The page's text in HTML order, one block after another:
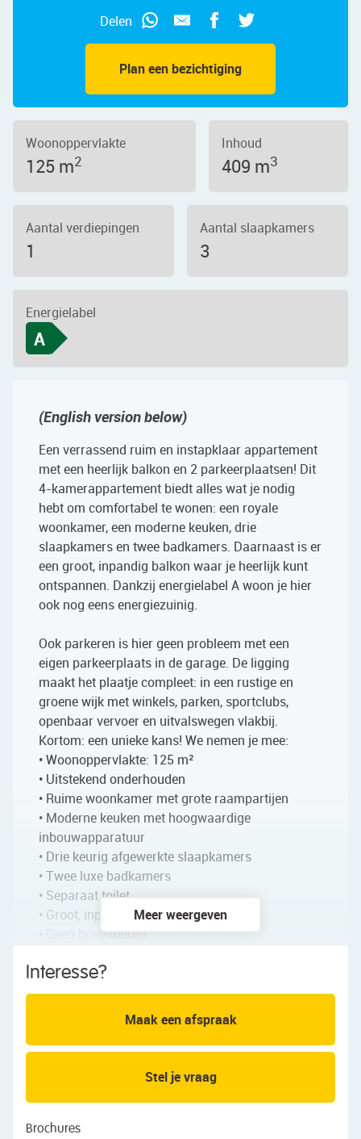
Plan een bezichtiging
Delen
Woonoppervlakte
125 m2
Inhoud
409 m3
Aantal verdiepingen
1
Aantal slaapkamers
3
Energielabel
A
(English version below)
Een verrassend ruim en instapklaar appartement
met een heerlijk balkon en 2 parkeerplaatsen! Dit
4-kamerappartement biedt alles wat je nodig
hebt om comfortabel te wonen: een royale
woonkamer, een moderne keuken, drie
slaapkamers en twee badkamers. Daarnaast is er
een groot, inpandig balkon waar je heerlijk kunt
ontspannen. Dankzij energielabel A woon je hier
ook nog eens energiezuinig.
Ook parkeren is hier geen probleem met een
eigen parkeerplaats in de garage. De ligging
maakt het plaatje compleet: in een rustige en
groene wijk met winkels, parken, sportclubs,
openbaar vervoer en uitvalswegen vlakbij.
Kortom: een unieke kans! We nemen je mee:
• Woonoppervlakte: 125 m²
• Uitstekend onderhouden
• Ruime woonkamer met grote raampartijen
• Moderne keuken met hoogwaardige
inbouwapparatuur
• Drie keurig afgewerkte slaapkamers
• Twee luxe badkamers
• Separaat toilet
• Groot, inpandig balkon
• Geen bovenburen
Indeling van de woning:
Gezamenlijke entree met brievenbussen. Er is een
gemeenschappelijke hal met lift.
Vierde verdieping:
Het appartement ligt op de vierde verdieping van
Meer weergeven
Interesse?
Maak een afspraak
Stel je vraag
Brochures